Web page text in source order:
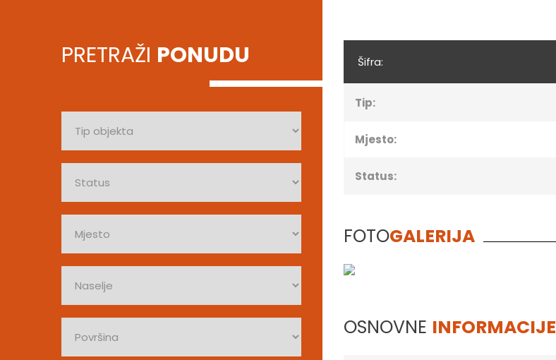
PRETRAŽI PONUDU Šifra:
Tip:
Mjesto:
Status:
FOTOGALERIJA
OSNOVNE INFORMACIJE